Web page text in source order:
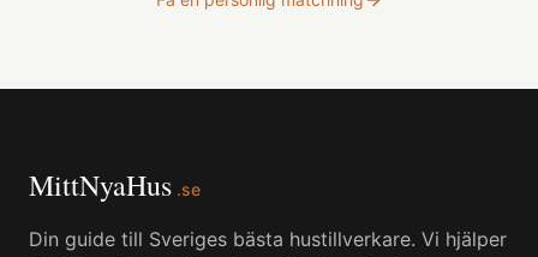
MittNyaHus .se
Din guide till Sveriges bästa hustillverkare. Vi hjälper